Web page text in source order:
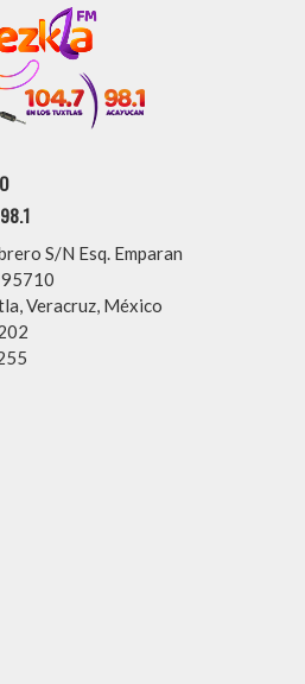
S/N Esq. Emparan
95710
Veracruz, México